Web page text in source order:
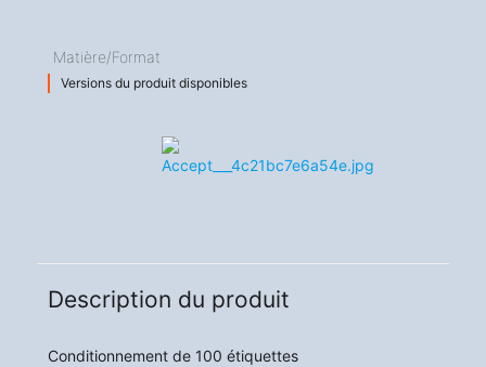
Matière/Format
Versions du produit disponibles
Description du produit
Conditionnement de 100 étiquettes